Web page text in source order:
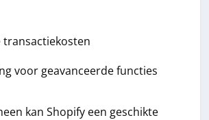
transactiekosten
voor geavanceerde functies
kan Shopify een geschikte